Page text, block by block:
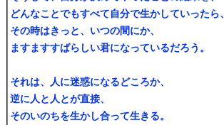
どんなことでもすべて自分で生かしていったら、
その時はきっと、いつの間にか、
ますますすばらしい君になっているだろう。
それは、人に迷惑になるどころか、
逆に人と人とが直接、
そのいのちを生かし合って生きる。